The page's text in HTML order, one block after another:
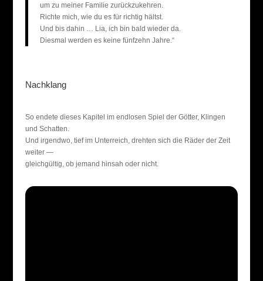
um zu meiner Familie zurückzukehren.
Richte mich, wie du es für richtig hältst.
Und bis dahin … Lia, ich bin bald wieder da.
Diesmal werden es keine fünfzehn Jahre.“
Nachklang
So endete dieses Kapitel im endlosen Spiel der Götter, Klingen
und Schatten.
Und irgendwo, tief im Unterreich, drehten sich die Räder der Zeit
weiter —
gleichgültig, ob jemand hinsah oder nicht.